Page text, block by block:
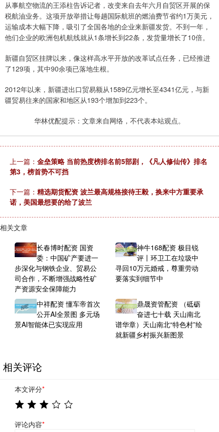
从事航空物流的王添柱告诉记者，改变来自去年六月自贸区开展的保
税航油业务。这项开放举措让每趟国际航班的燃油费节省约1万美元，
运输成本大幅下降，吸引了全国各地的企业来新疆发货。不到一年，
他们企业的欧洲包机航线就从1条增长到22条，发货量增长了10倍。
新疆自贸区挂牌以来，像这样高水平开放的改革试点任务，已经推进
了129项，其中90余项已落地生根。
2012年以来，新疆进出口贸易额从1589亿元增长至4341亿元，与新
疆贸易往来的国家和地区从193个增加到223个。
华林优配提示：文章来自网络，不代表本站观点。
上一篇： 金垒策略 当前热度榜排名前5部剧，《凡人修仙传》排名
第3，榜首势不可挡
下一篇： 精选期货配资 波兰最高规格接待王毅，换来中方重要承
诺，美国最想要的给了波兰
相关文章
长春博时配资 国资
委：中国矿产要进一
步深化与钢铁企业、贸易公
司合作，不断增强战略性矿
产资源安全保障能力
神牛168配资 极目锐
评丨环卫工在垃圾中
寻回10万元婚戒，尊重劳动
要落实到细节中
中祥配资 懂车帝首次
公开AI全景图 多元场
景AI智能体已实现应用
鼎晟资管配资 （砥砺
奋进七十载 天山南北
谱华章）天山南北“特色村”绘
就新疆乡村振兴新图景
相关评论
本文评分*
评论内容*